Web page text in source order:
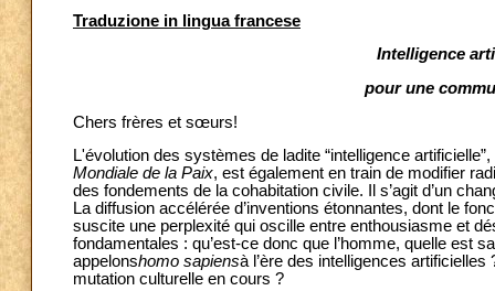
Traduzione in lingua francese
Intelligence
pour une
Chers frères et sœurs!
L'évolution des systèmes de ladite “intelligence
Mondiale de la Paix, est également en train de modifier
des fondements de la cohabitation civile. Il s’agit d’un
La diffusion accélérée d’inventions étonnantes, dont le
suscite une perplexité qui oscille entre enthousiasme et
fondamentales : qu’est-ce donc que l’homme, quelle est
appelonshomo sapiensà l’ère des intelligences
mutation culturelle en cours ?